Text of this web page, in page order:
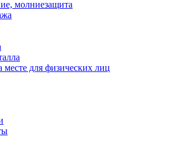
молниезащита
месте для физических лиц